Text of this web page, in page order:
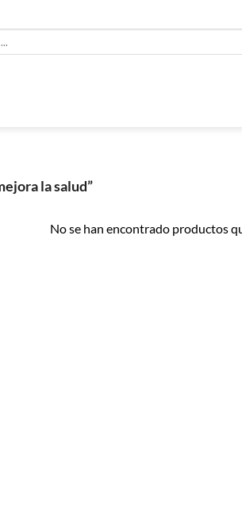
la salud”
No se han encontrado productos